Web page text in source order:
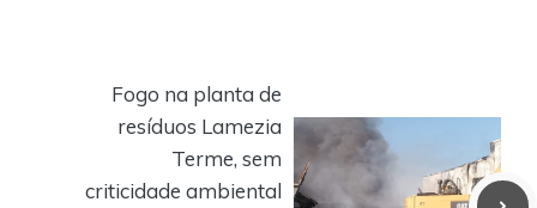
Fogo na planta de
resíduos Lamezia
Terme, sem
criticidade ambiental